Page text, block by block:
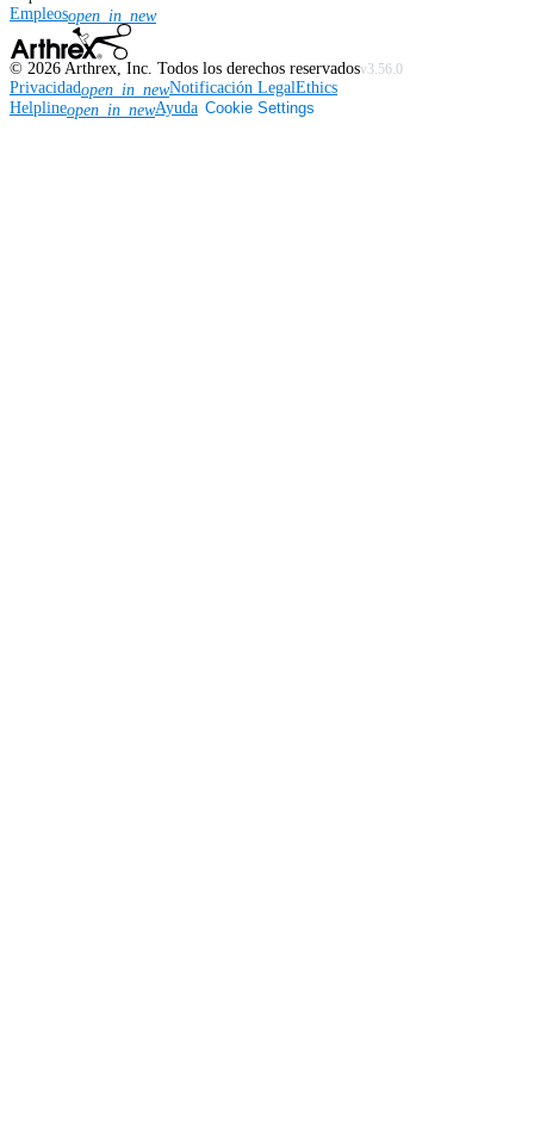
Empleosopen_in_new
© 2026 Arthrex, Inc. Todos los derechos reservadosv3.56.0
Privacidadopen_in_newNotificación LegalEthics
Helplineopen_in_newAyuda Cookie Settings